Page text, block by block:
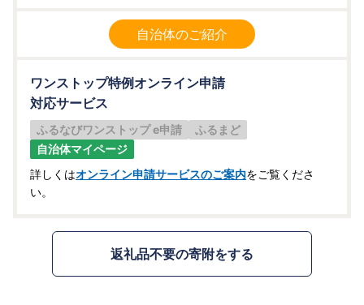
自治体のご紹介
ワンストップ特例オンライン申請
対応サービス
ふるなびワンストップ e申請
ふるまど
自治体マイページ
詳しくはオンライン申請サービスのご案内をご覧くださ
い。
返礼品不要の寄附をする